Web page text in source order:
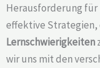
Herausforderung
effektive Strategien,
Lernschwierigkeiten
wir uns mit den